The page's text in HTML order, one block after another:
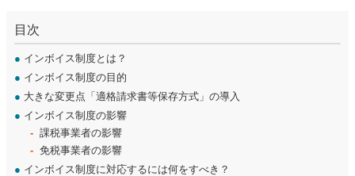
目次
● インボイス制度とは？
● インボイス制度の目的
● 大きな変更点「適格請求書等保存方式」の導入
● インボイス制度の影響
課税事業者の影響
免税事業者の影響
● インボイス制度に対応するには何をすべき？